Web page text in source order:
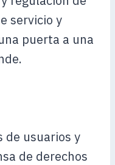
servicio y
puerta a una
de usuarios y
de derechos